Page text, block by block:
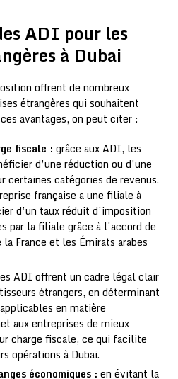
ADI pour les
à Dubai
offrent de nombreux
étrangères qui souhaitent
avantages, on peut citer :
fiscale : grâce aux ADI, les
d’une réduction ou d’une
certaines catégories de revenus.
française a une filiale à
d’un taux réduit d’imposition
par la filiale grâce à l’accord de
France et les Émirats arabes
ADI offrent un cadre légal clair
étrangers, en déterminant
en matière
aux entreprises de mieux
charge fiscale, ce qui facilite
opérations à Dubai.
économiques : en évitant la